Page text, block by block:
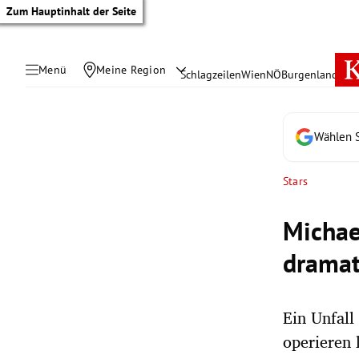
Zum Hauptinhalt der Seite
Menü Meine Region SchlagzeilenWienNÖBurgenland
Wählen
Stars
Ein Unfall